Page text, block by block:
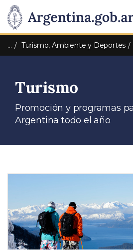
Presidencia
de
Nación
Pasar al contenido principal
… Turismo, Ambiente y Deportes
Turismo
Promoción y programas
Argentina todo el año